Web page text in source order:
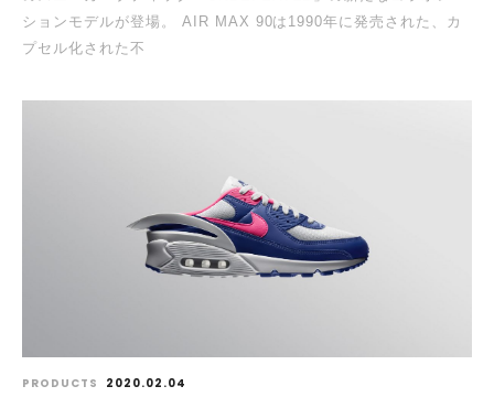
ションモデルが登場。 AIR MAX 90は1990年に発売された、カ
プセル化された不
PRODUCTS 2020.02.04